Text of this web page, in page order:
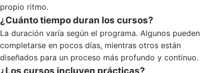
propio ritmo.
¿Cuánto tiempo duran los cursos?
La duración varía según el programa. Algunos pueden
completarse en pocos días, mientras otros están
diseñados para un proceso más profundo y continuo.